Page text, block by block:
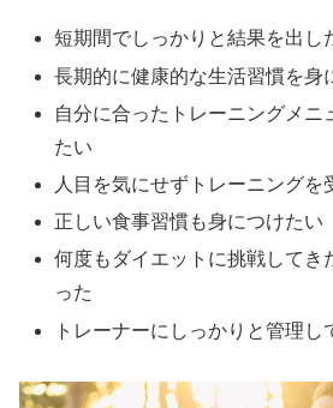
短期間でしっかりと結果を出し
長期的に健康的な生活習慣を身
自分に合ったトレーニングメニ
たい
人目を気にせずトレーニングを
正しい食事習慣も身につけたい
何度もダイエットに挑戦してき
った
トレーナーにしっかりと管理し